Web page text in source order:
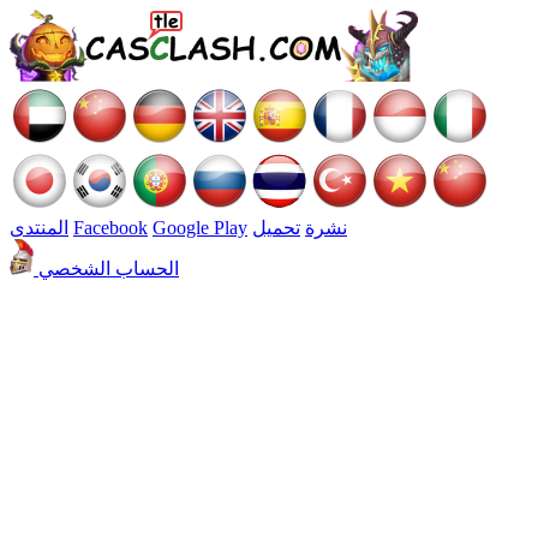
المنتدى Facebook Google Play نشرة تحميل
الحساب الشخصي